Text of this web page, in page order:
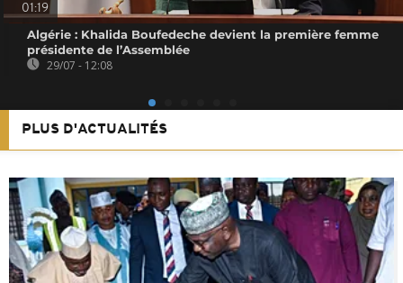
01:19
Algérie : Khalida Boufedeche devient la première femme
présidente de l’Assemblée
29/07 - 12:08
PLUS D'ACTUALITÉS